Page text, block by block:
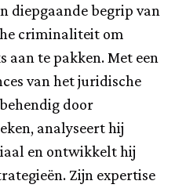
diepgaande begrip van
criminaliteit om
te pakken. Met een
van het juridische
door
analyseert hij
en ontwikkelt hij
Zijn expertise